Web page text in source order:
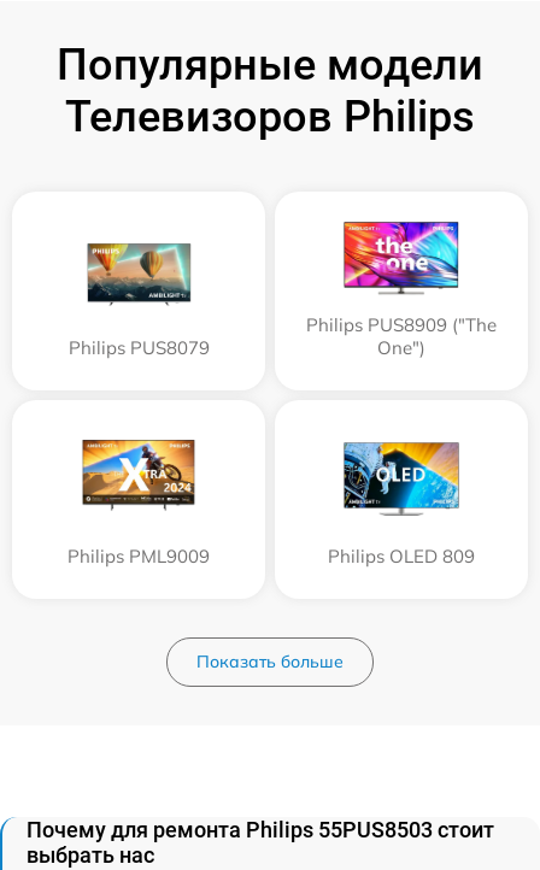
Популярные модели
Телевизоров Philips
Philips PUS8079
Philips PUS8909 ("The
One")
Philips PML9009 Philips OLED 809
Показать больше
Почему для ремонта Philips 55PUS8503 стоит
выбрать нас